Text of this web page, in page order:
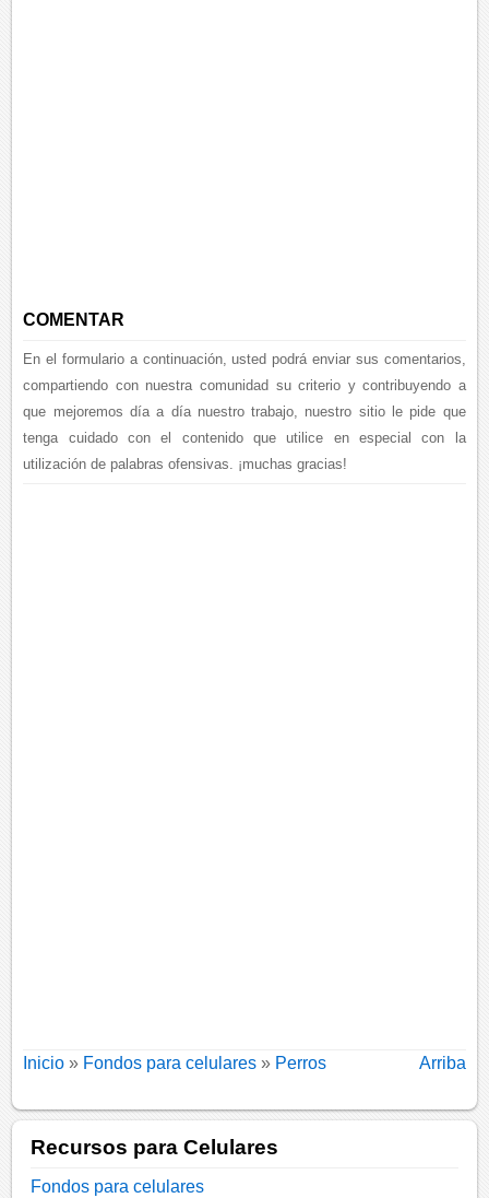
COMENTAR
En el formulario a continuación, usted podrá enviar sus comentarios,
compartiendo con nuestra comunidad su criterio y contribuyendo a
que mejoremos día a día nuestro trabajo, nuestro sitio le pide que
tenga cuidado con el contenido que utilice en especial con la
utilización de palabras ofensivas. ¡muchas gracias!
Inicio » Fondos para celulares » Perros Arriba
Recursos para Celulares
Fondos para celulares